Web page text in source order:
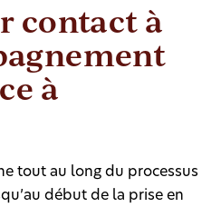
contact à
à
tout au long du processus
début de la prise en